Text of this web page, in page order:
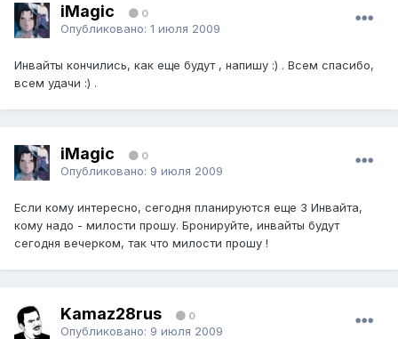
iMagic 0
Опубликовано: 1 июля 2009
Инвайты кончились, как еще будут , напишу :) . Всем спасибо,
всем удачи :) .
iMagic 0
Опубликовано: 9 июля 2009
Если кому интересно, сегодня планируются еще 3 Инвайта,
кому надо - милости прошу. Бронируйте, инвайты будут
сегодня вечерком, так что милости прошу !
Kamaz28rus 0
Опубликовано: 9 июля 2009